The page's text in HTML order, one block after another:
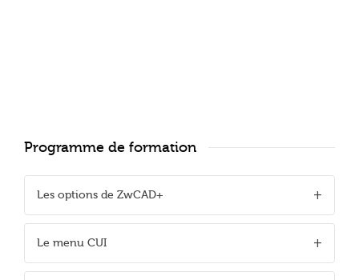
Programme de formation
Les options de ZwCAD+
Le menu CUI